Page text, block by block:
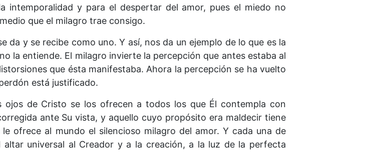
intemporalidad y para el despertar del amor, pues el miedo no
que el milagro trae consigo.
da y se recibe como uno. Y así, nos da un ejemplo de lo que es la
la entiende. El milagro invierte la percepción que antes estaba al
que ésta manifestaba. Ahora la percepción se ha vuelto
está justificado.
de Cristo se los ofrecen a todos los que Él contempla con
ante Su vista, y aquello cuyo propósito era maldecir tiene
ofrece al mundo el silencioso milagro del amor. Y cada una de
universal al Creador y a la creación, a la luz de la perfecta